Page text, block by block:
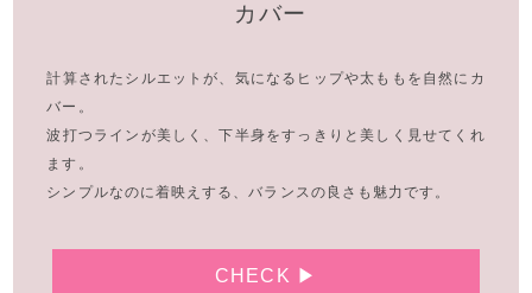
カバー
計算されたシルエットが、気になるヒップや太ももを自然にカ
バー。
波打つラインが美しく、下半身をすっきりと美しく見せてくれ
ます。
シンプルなのに着映えする、バランスの良さも魅力です。
CHECK ▶